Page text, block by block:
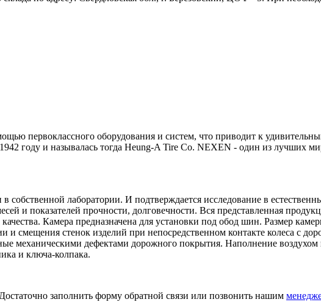
первоклассного оборудования и систем, что приводит к
году и называлась тогда Heung-A Tire Со. NEXEN - один из лучших
лаборатории. И подтверждается исследование в
и показателей прочности, долговечности. Вся представленная
Камера предназначена для установки под обод шин. Размер
и смещения стенок изделий при непосредственном контакте колеса с
механическими дефектами дорожного покрытия. Наполнение
и ключа-колпака.
заполнить форму обратной связи или позвонить нашим